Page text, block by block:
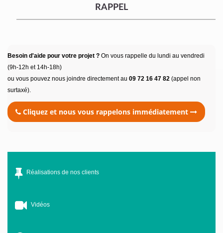
RAPPEL
Besoin d'aide pour votre projet ? On vous rappelle du lundi au vendredi
(9h-12h et 14h-18h)
ou vous pouvez nous joindre directement au 09 72 16 47 82 (appel non
surtaxé).
Cliquez et nous vous rappelons immédiatement
Réalisations de nos clients
Vidéos